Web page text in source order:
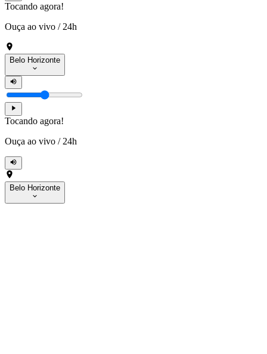
Tocando agora!
Ouça ao vivo / 24h
Belo Horizonte
Tocando agora!
Ouça ao vivo / 24h
Belo Horizonte